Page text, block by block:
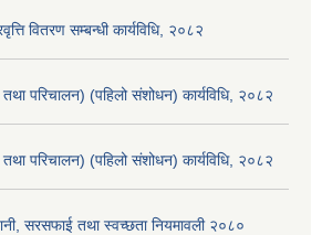
वितरण सम्बन्धी कार्यविधि, २०८२
परिचालन) (पहिलो संशोधन) कार्यविधि, २०८२
परिचालन) (पहिलो संशोधन) कार्यविधि, २०८२
सरसफाई तथा स्वच्छता नियमावली २०८०